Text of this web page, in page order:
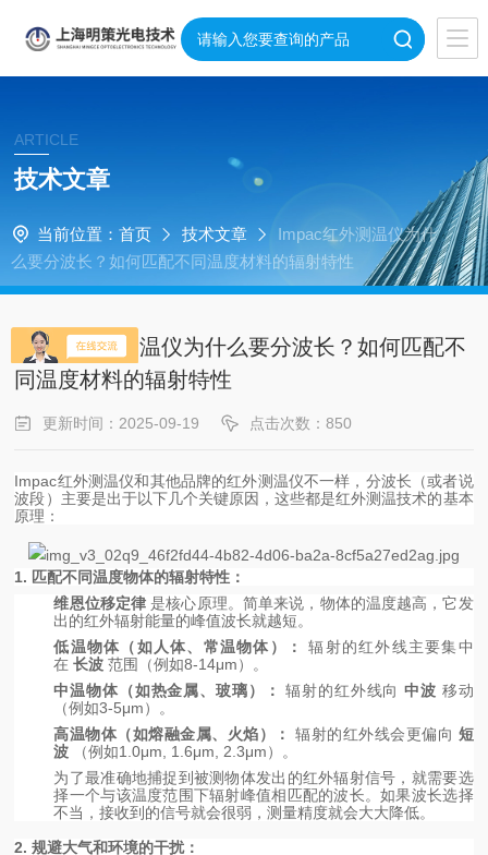
ARTICLE
技术文章
当前位置： 首页 技术文章
Impac红外测温仪为什
么要分波长？如何匹配不同温度材料的辐射特性
Impac红外测温仪为什么要分波长？如何匹配不
同温度材料的辐射特性
更新时间：2025-09-19 点击次数：850
Impac红外测温仪和其他品牌的红外测温仪不一样，分波长（或者说
波段）主要是出于以下几个关键原因，这些都是红外测温技术的基本
原理：
1. 匹配不同温度物体的辐射特性：
维恩位移定律 是核心原理。简单来说，物体的温度越高，它发
出的红外辐射能量的峰值波长就越短。
低温物体（如人体、常温物体）：
辐射的红外线主要集中
在长波 范围（例如8-14μm）。
中温物体（如热金属、玻璃）：
辐射的红外线向中波 移动
（例如3-5μm）。
高温物体（如熔融金属、火焰）：
辐射的红外线会更偏向 短
波 （例如1.0μm, 1.6μm, 2.3μm）。
为了最准确地捕捉到被测物体发出的红外辐射信号，就需要选
择一个与该温度范围下辐射峰值相匹配的波长。如果波长选择
不当，接收到的信号就会很弱，测量精度就会大大降低。
2. 规避大气和环境的干扰：